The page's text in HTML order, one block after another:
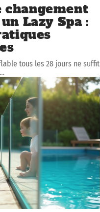
changement
Lazy Spa :
tous les 28 jours ne suffit
…